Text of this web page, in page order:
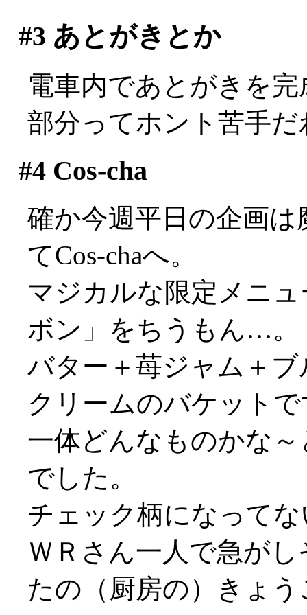
#3 あとがきとか
電車内であとがきを
部分ってホント苦手だ
#4Cos-cha
確か今週平日の企画
てCos-chaへ。
マジカルな限定メニ
ボン」をちうもん…。
バター＋苺ジャム＋
クリームのバケット
一体どんなものかな
でした。
チェック柄になって
ＷＲさん一人で急が
たの（厨房の）きょ